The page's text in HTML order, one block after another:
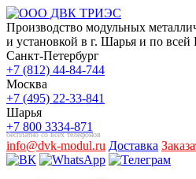
Производство модульных
и установкой в г. Шарья и по всей
Санкт-Петербург
+7 (812) 44-84-744
Москва
+7 (495) 22-33-841
Шарья
+7 800 3334-871
бесплатно со всех телефонов
info@dvk-modul.ru Доставка